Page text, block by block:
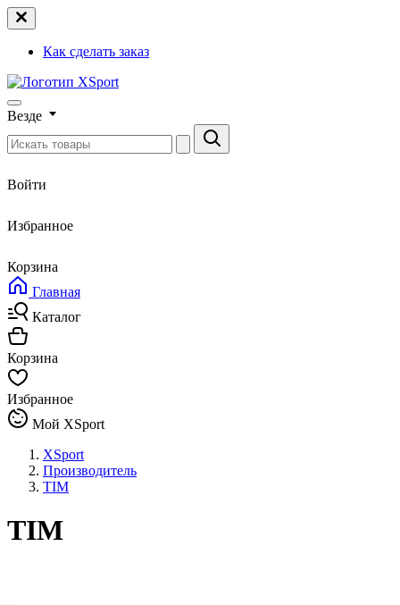
Как сделать заказ
Везде
Войти
Избранное
Корзина
Главная
Каталог
Корзина
Избранное
Мой XSport
XSport
Производитель
TIM
TIM